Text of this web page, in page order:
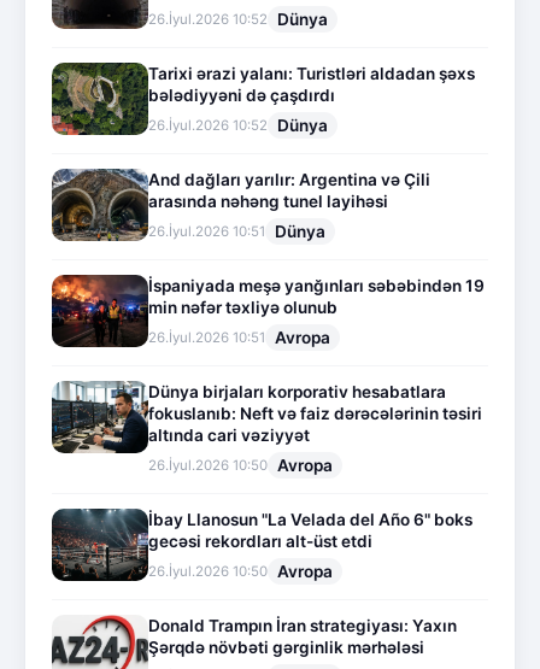
26.İyul.2026 10:52 Dünya
Tarixi ərazi yalanı: Turistləri aldadan şəxs
bələdiyyəni də çaşdırdı
26.İyul.2026 10:52 Dünya
And dağları yarılır: Argentina və Çili
arasında nəhəng tunel layihəsi
26.İyul.2026 10:51 Dünya
İspaniyada meşə yanğınları səbəbindən 19
min nəfər təxliyə olunub
26.İyul.2026 10:51 Avropa
Dünya birjaları korporativ hesabatlara
fokuslanıb: Neft və faiz dərəcələrinin təsiri
altında cari vəziyyət
26.İyul.2026 10:50 Avropa
İbay Llanosun "La Velada del Año 6" boks
gecəsi rekordları alt-üst etdi
26.İyul.2026 10:50 Avropa
Donald Trampın İran strategiyası: Yaxın
Şərqdə növbəti gərginlik mərhələsi